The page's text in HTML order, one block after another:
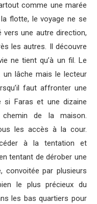
comme une marée
flotte, le voyage ne se
vers une autre direction,
les autres. Il découvre
ne tient qu’à un fil. Le
un lâche mais le lecteur
faut affronter une
si Faras et une dizaine
de la maison.
les accès à la cour.
à la tentation et
tentant de dérober une
convoitée par plusieurs
le plus précieux du
les bas quartiers pour